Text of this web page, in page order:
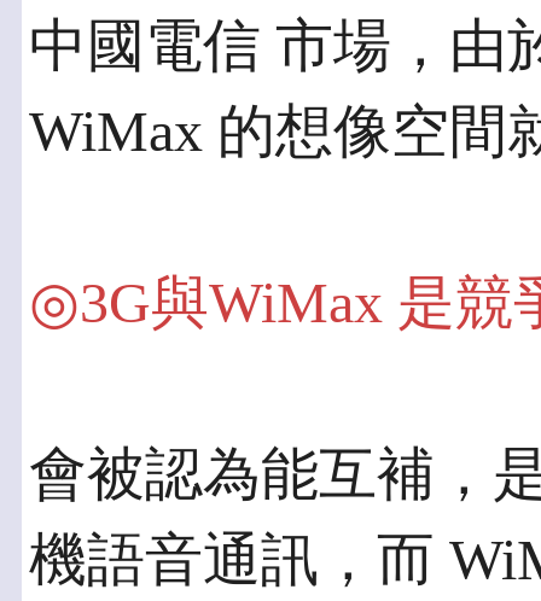
中國電信 市場，由
WiMax 的想像空間
◎3G與WiMax 是競
會被認為能互補，
機語音通訊，而